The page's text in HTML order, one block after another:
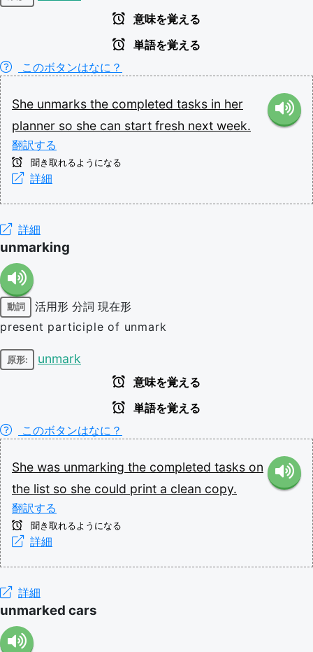
意味を覚える
単語を覚える
このボタンはなに？
She unmarks the completed tasks in her
planner so she can start fresh next week.
翻訳する
聞き取れるようになる
詳細
詳細
unmarking
動詞 活用形 分詞 現在形
present participle of unmark
原形: unmark
意味を覚える
単語を覚える
このボタンはなに？
She was unmarking the completed tasks on
the list so she could print a clean copy.
翻訳する
聞き取れるようになる
詳細
詳細
unmarked cars